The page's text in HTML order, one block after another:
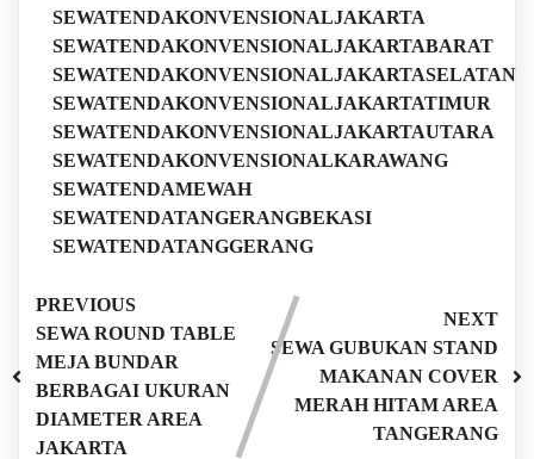
SEWATENDAKONVENSIONALJAKARTA
SEWATENDAKONVENSIONALJAKARTABARAT
SEWATENDAKONVENSIONALJAKARTASELATAN
SEWATENDAKONVENSIONALJAKARTATIMUR
SEWATENDAKONVENSIONALJAKARTAUTARA
SEWATENDAKONVENSIONALKARAWANG
SEWATENDAMEWAH
SEWATENDATANGERANGBEKASI
SEWATENDATANGGERANG
PREVIOUS
SEWA ROUND TABLE
MEJA BUNDAR
BERBAGAI UKURAN
DIAMETER AREA
JAKARTA
NEXT
SEWA GUBUKAN STAND
MAKANAN COVER
MERAH HITAM AREA
TANGERANG